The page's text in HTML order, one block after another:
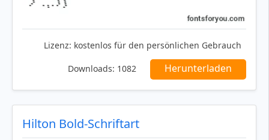
Lizenz: kostenlos für den persönlichen Gebrauch
Downloads: 1082 Herunterladen
Hilton Bold-Schriftart